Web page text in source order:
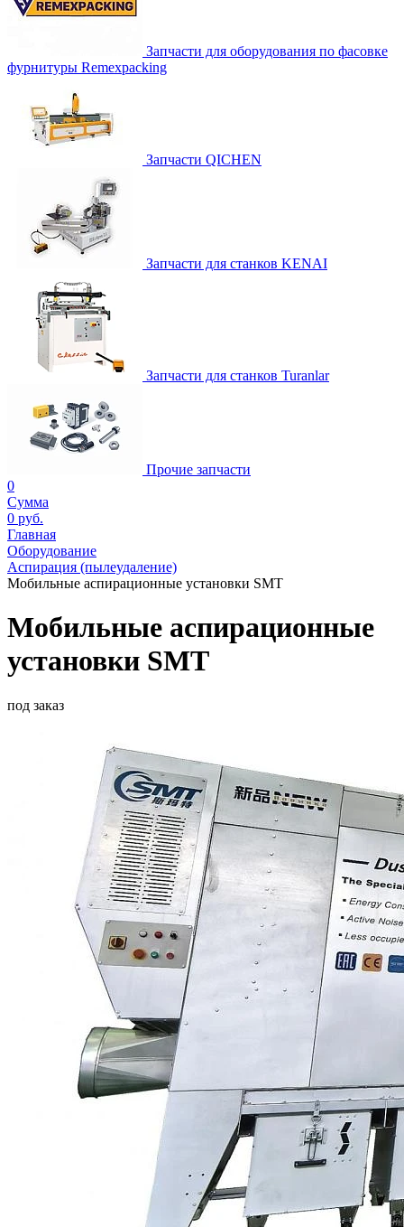
Запчасти для оборудования по фасовке
фурнитуры Remexpacking
Запчасти QICHEN
Запчасти для станков KENAI
Запчасти для станков Turanlar
Прочие запчасти
0
Сумма
0 руб.
Главная
Оборудование
Аспирация (пылеудаление)
Мобильные аспирационные установки SMT
Мобильные аспирационные
установки SMT
под заказ